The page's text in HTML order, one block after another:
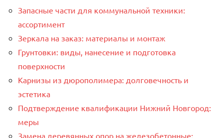
Запасные части для коммунальной техники:
ассортимент
Зеркала на заказ: материалы и монтаж
Грунтовки: виды, нанесение и подготовка
поверхности
Карнизы из дюрополимера: долговечность и
эстетика
Подтверждение квалификации Нижний Новгород:
меры
Замена деревянных опор на железобетонные: